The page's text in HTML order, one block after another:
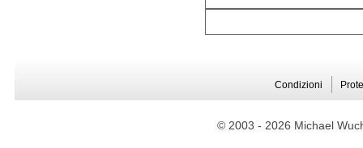
Condizioni
© 2003 - 2026 Michael